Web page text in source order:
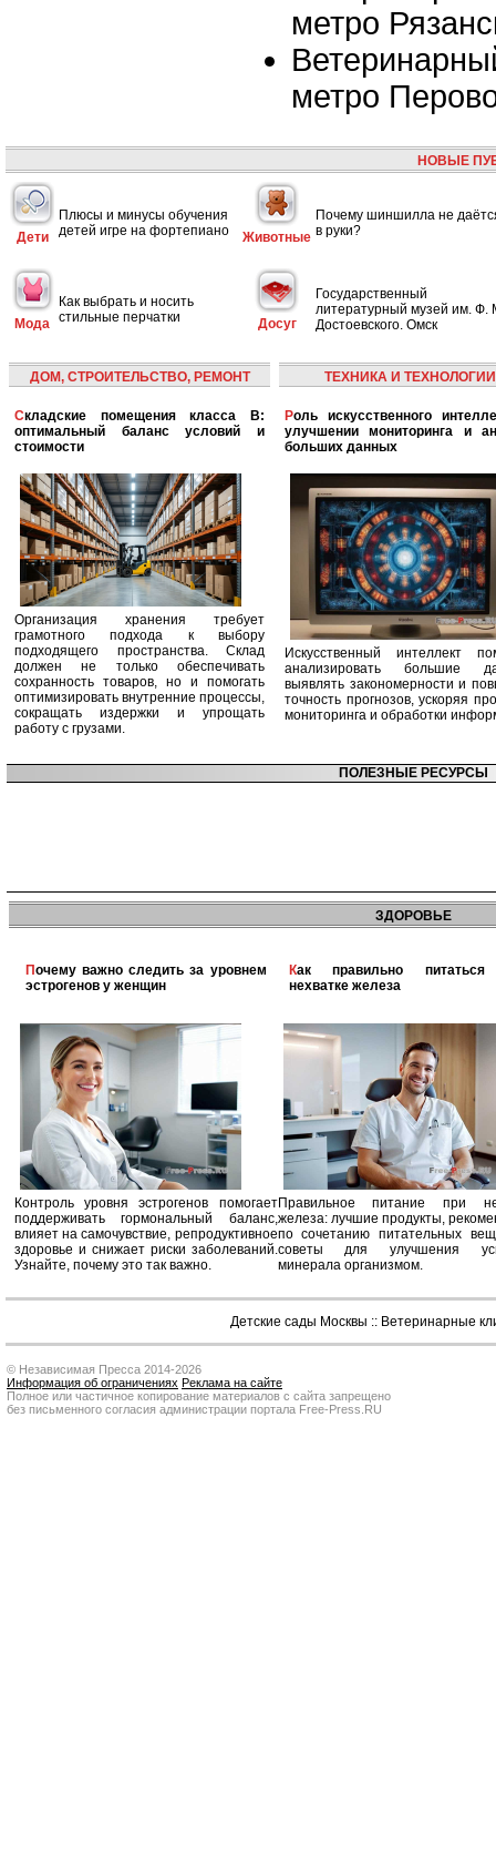
метро
метро
НОВЫЕ
Дети
Плюсы и минусы обучения
детей игре на фортепиано
Животные
Почему шиншилла не
в руки?
Мода
Как выбрать и носить
стильные перчатки
Досуг
Государственный
литературный музей им. Ф.
Достоевского. Омск
ДОМ, СТРОИТЕЛЬСТВО, РЕМОНТ
Складские помещения класса B:
оптимальный баланс условий и
стоимости
Организация хранения требует
грамотного подхода к выбору
подходящего пространства. Склад
должен не только обеспечивать
сохранность товаров, но и помогать
оптимизировать внутренние процессы,
сокращать издержки и упрощать
работу с грузами.
ТЕХНИКА И ТЕХНОЛОГИИ
Роль искусственного интеллекта в
улучшении мониторинга и
больших данных
Искусственный интеллект
анализировать большие
выявлять закономерности и
точность прогнозов, ускоряя
мониторинга и обработки
ПОЛЕЗНЫЕ РЕСУРСЫ
ЗДОРОВЬЕ
Почему важно следить за уровнем
эстрогенов у женщин
Контроль уровня эстрогенов помогает
поддерживать гормональный баланс,
влияет на самочувствие, репродуктивное
здоровье и снижает риски заболеваний.
Узнайте, почему это так важно.
Как правильно питаться при
нехватке железа
Правильное питание при
железа: лучшие продукты,
по сочетанию питательных
советы для улучшения
минерала организмом.
Детские сады Москвы :: Ветеринарные
© Независимая Пресса 2014-2026
Информация об ограничениях Реклама на сайте
Полное или частичное копирование материалов с сайта запрещено
без письменного согласия администрации портала Free-Press.RU